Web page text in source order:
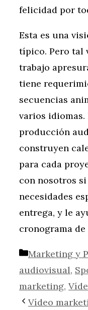
felicidad por
Esta es una
típico. Pero tal
trabajo
tiene
secuencias
varios idiomas.
producción
construyen
para cada
con nosotros
necesidades
entrega, y le
cronograma
Categorías
Marketing y
audiovisual,
marketing,
Vídeo